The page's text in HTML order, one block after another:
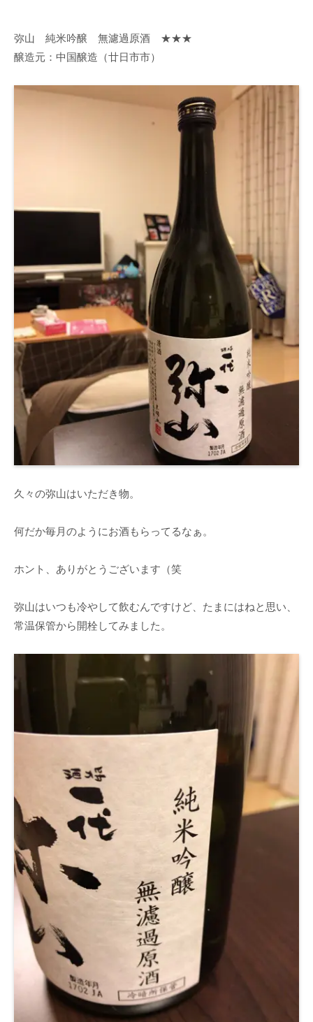
弥山 純米吟醸 無濾過原酒 ★★★
醸造元：中国醸造（廿日市市）
久々の弥山はいただき物。
何だか毎月のようにお酒もらってるなぁ。
ホント、ありがとうございます（笑
弥山はいつも冷やして飲むんですけど、たまにはねと思い、
常温保管から開栓してみました。